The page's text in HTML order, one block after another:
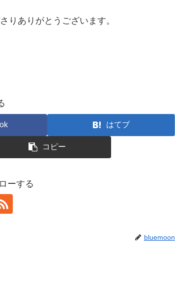
りありがとうございます。
はてブ
コピー
ーする
bluemoon